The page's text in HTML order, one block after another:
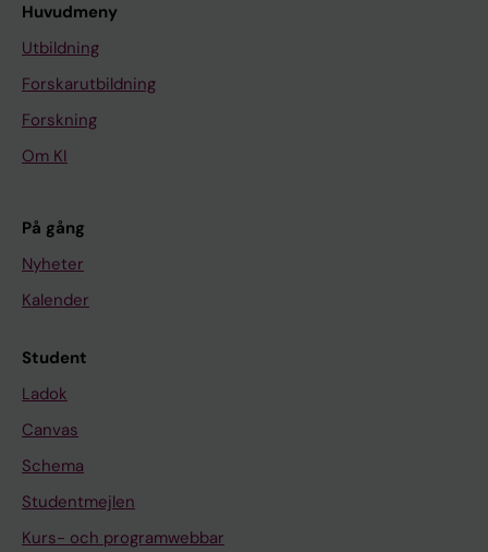
Huvudmeny
Utbildning
Forskarutbildning
Forskning
Om KI
På gång
Nyheter
Kalender
Student
Ladok
Canvas
Schema
Studentmejlen
Kurs- och programwebbar